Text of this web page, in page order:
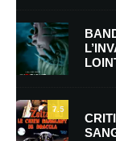
Enregistrer mon
mon prochain
Prévenez-moi de
7.5